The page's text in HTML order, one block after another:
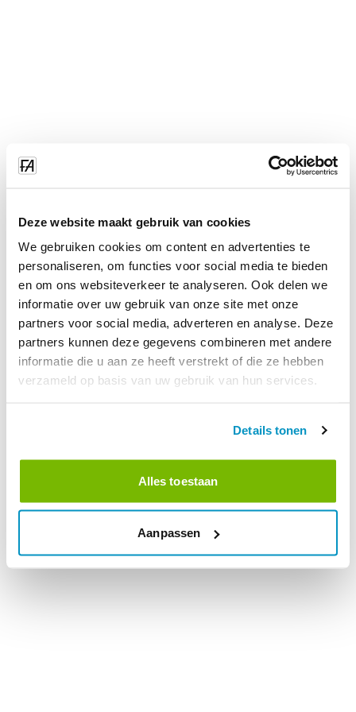
Deze website maakt gebruik van cookies
We gebruiken cookies om content en advertenties te
personaliseren, om functies voor social media te bieden
en om ons websiteverkeer te analyseren. Ook delen we
informatie over uw gebruik van onze site met onze
partners voor social media, adverteren en analyse. Deze
partners kunnen deze gegevens combineren met andere
informatie die u aan ze heeft verstrekt of die ze hebben
verzameld op basis van uw gebruik van hun services.
Details tonen
Alles toestaan
Aanpassen